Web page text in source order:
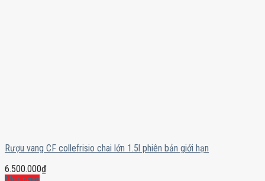
Rượu vang CF collefrisio chai lớn 1.5l phiên bản giới hạn
6.500.000₫